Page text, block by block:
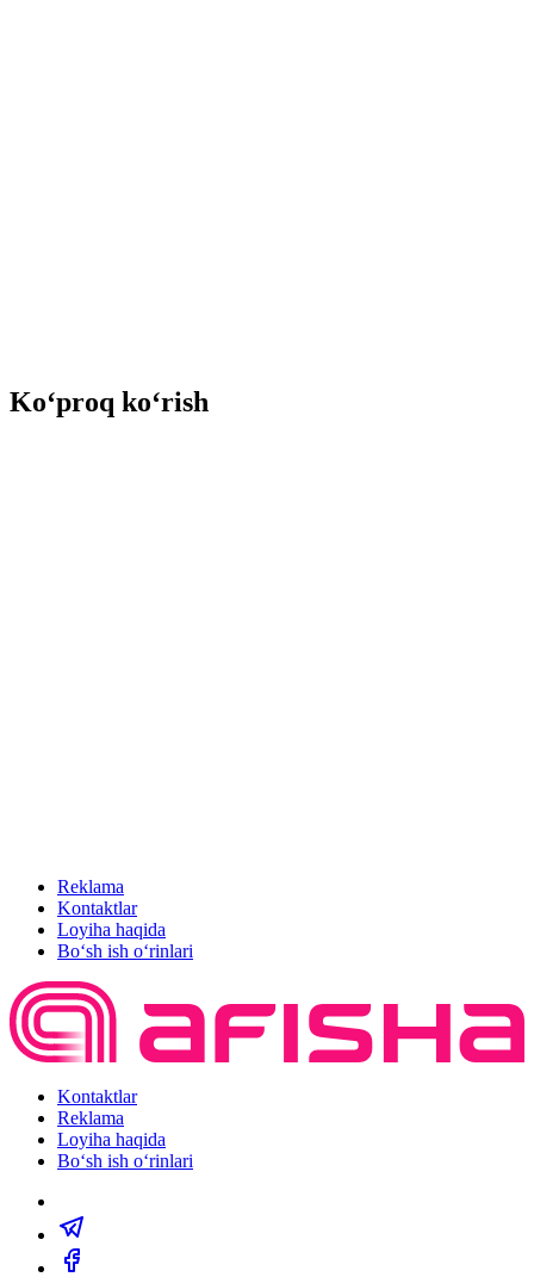
Ko‘proq ko‘rish
Reklama
Kontaktlar
Loyiha haqida
Bo‘sh ish o‘rinlari
Kontaktlar
Reklama
Loyiha haqida
Bo‘sh ish o‘rinlari